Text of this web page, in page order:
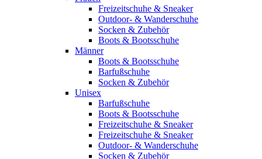
Freizeitschuhe & Sneaker
Outdoor- & Wanderschuhe
Socken & Zubehör
Boots & Bootsschuhe
Männer
Boots & Bootsschuhe
Barfußschuhe
Socken & Zubehör
Unisex
Barfußschuhe
Boots & Bootsschuhe
Freizeitschuhe & Sneaker
Freizeitschuhe & Sneaker
Outdoor- & Wanderschuhe
Socken & Zubehör